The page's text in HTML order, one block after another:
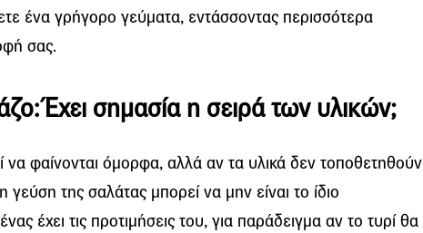
ένα γρήγορο γεύματα, εντάσσοντας περισσότερα
σας.
Έχει σημασία η σειρά των υλικών;
φαίνονται όμορφα, αλλά αν τα υλικά δεν τοποθετηθούν
της σαλάτας μπορεί να μην είναι το ίδιο
έχει τις προτιμήσεις του, για παράδειγμα αν το τυρί θα